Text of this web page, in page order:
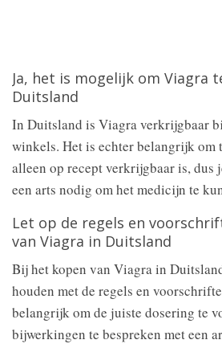
Ja, het is mogelijk om Viagra
Duitsland
In Duitsland is Viagra verkrijgbaar
winkels. Het is echter belangrijk om
alleen op recept verkrijgbaar is, dus
een arts nodig om het medicijn te
Let op de regels en
van Viagra in Duitsland
Bij het kopen van Viagra in
houden met de regels en
belangrijk om de juiste dosering te
bijwerkingen te bespreken met een